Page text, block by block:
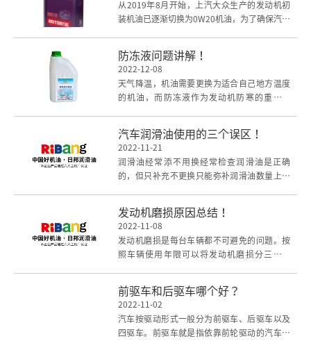
从2019年8月开始，上汽大众生产的发动机初
装机油已逐渐切换为0W20机油，为了确保汽修
防冻液问题讲解！
2022-12-08
天气降温，机油需要更换为适合自己地方温度
的机油，而防冻液作为发动机防寒的重要油
汽车润滑油使用的三个误区！
2022-11-21
润滑油经常添不用换经常检查润滑油是正确
的，但只补充不更换只能弥补润滑油数量上的
发动机磨损原因总结！
2022-11-08
发动机磨损是每台车辆都不可避免的问题。按
照车辆使用年限可以将发动机磨损分三个阶
前驱车和后驱车哪个好？
2022-11-02
汽车按驱动形式一般分为前驱车、后驱车以及
四驱车。前驱车就是指依靠前轮驱动的汽车，